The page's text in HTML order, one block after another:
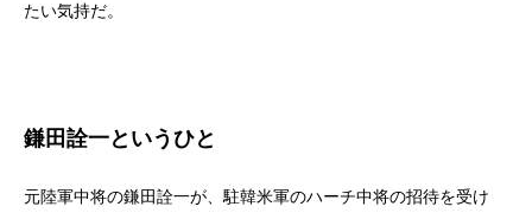
たい気持だ。
鎌田詮一というひと
元陸軍中将の鎌田詮一が、駐韓米軍のハーチ中将の招待を受け